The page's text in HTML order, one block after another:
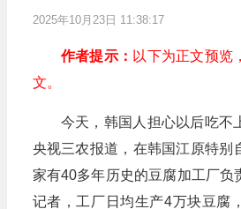
2025年10月23日 11:38:17
作者提示： 以下为正文预览
文。
今天，韩国人担心以后吃不
央视三农报道，在韩国江原特别
家有40多年历史的豆腐加工厂负
记者，工厂日均生产4万块豆腐